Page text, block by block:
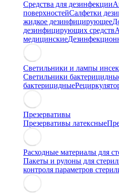
Средства для дезинфекции
поверхностейСалфетки
жидкое дезинфицирующее
дезинфицирующих средств
медицинские
Светильники и лампы
Светильники
бактерицидные
Презервативы
Презервативы латексные
Расходные материалы для
Пакеты и рулоны для
контроля параметров